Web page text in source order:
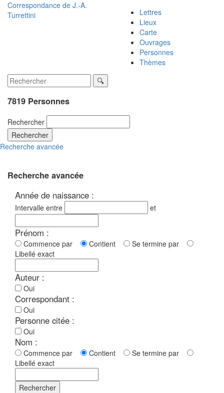
Correspondance de J.-A.
Turrettini
Lettres
Lieux
Carte
Ouvrages
Personnes
Thèmes
7819 Personnes
Rechercher
Rechercher
Recherche avancée
Recherche avancée
Année de naissance :
Intervalle entre et
Prénom :
Commence par Contient
Se termine par
Libellé exact
Auteur :
Oui
Correspondant :
Oui
Personne citée :
Oui
Nom :
Commence par Contient
Se termine par
Libellé exact
Rechercher